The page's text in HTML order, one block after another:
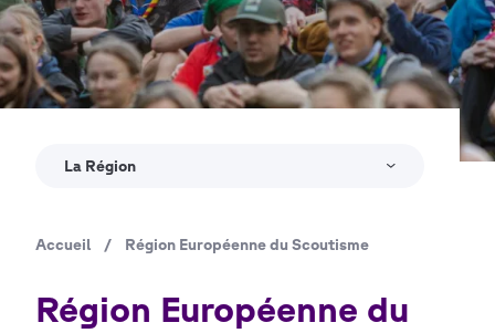
La Région
Fil
d'Ariane
Accueil / Région Européenne du Scoutisme
Région Européenne du